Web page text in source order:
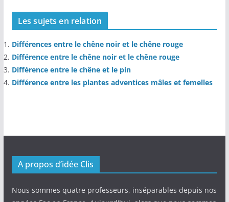
Les sujets en relation
Différences entre le chêne noir et le chêne rouge
Différence entre le chêne noir et le chêne rouge
Différence entre le chêne et le pin
Différence entre les plantes adventices mâles et femelles
A propos d’idée Clis
Nous sommes quatre professeurs, inséparables depuis nos